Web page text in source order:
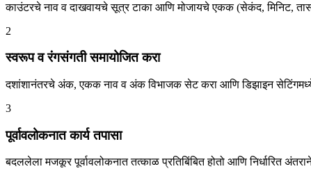
काउंटरचे नाव व दाखवायचे सूत्र टाका आणि मोजायचे एकक (सेकंद, मिनिट,
2
स्वरूप व रंगसंगती समायोजित करा
दशांशानंतरचे अंक, एकक नाव व अंक विभाजक सेट करा आणि डिझाइन सेटिंगमध्ये
3
पूर्वावलोकनात कार्य तपासा
बदललेला मजकूर पूर्वावलोकनात तत्काळ प्रतिबिंबित होतो आणि निर्धारित